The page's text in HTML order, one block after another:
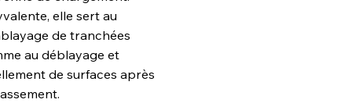
elle sert au
de tranchées
au déblayage et
de surfaces après